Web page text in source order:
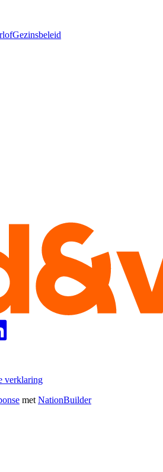
Gezinsbeleid
verklaring
met NationBuilder